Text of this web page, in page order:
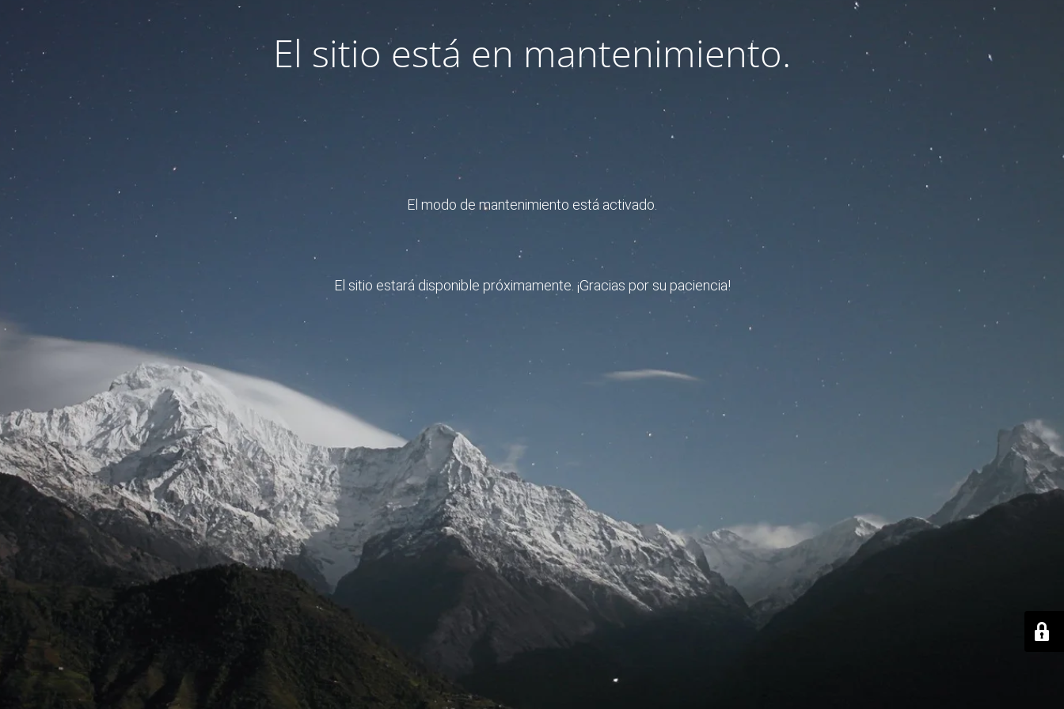
El sitio está en mantenimiento.
El modo de mantenimiento está activado.
El sitio estará disponible próximamente. ¡Gracias por su paciencia!